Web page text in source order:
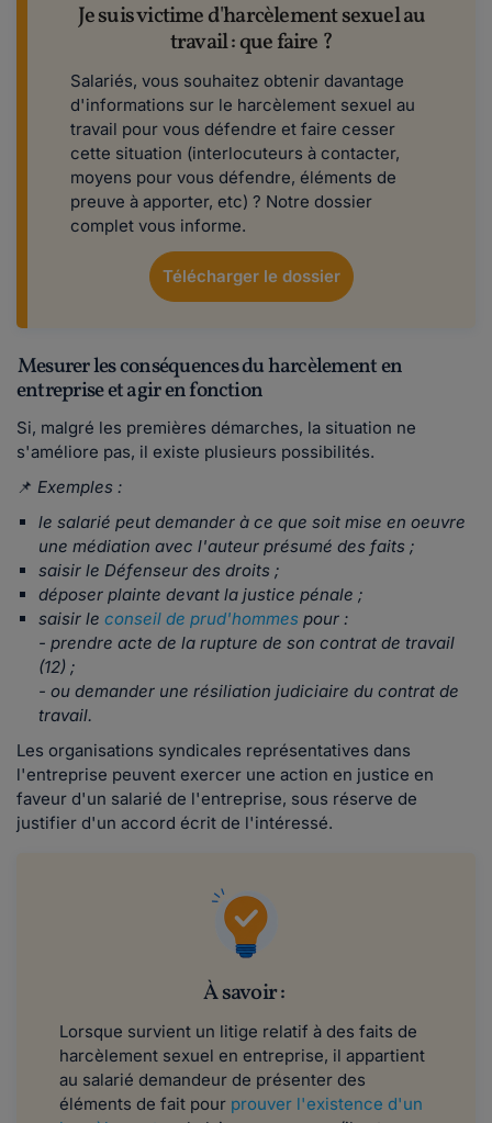
Je suis victime d'harcèlement sexuel au
travail : que faire ?
Salariés, vous souhaitez obtenir davantage
d'informations sur le harcèlement sexuel au
travail pour vous défendre et faire cesser
cette situation (interlocuteurs à contacter,
moyens pour vous défendre, éléments de
preuve à apporter, etc) ? Notre dossier
complet vous informe.
Télécharger le dossier
Mesurer les conséquences du harcèlement en
entreprise et agir en fonction
Si, malgré les premières démarches, la situation ne
s'améliore pas, il existe plusieurs possibilités.
📌 Exemples :
le salarié peut demander à ce que soit mise en oeuvre
une médiation avec l'auteur présumé des faits ;
saisir le Défenseur des droits ;
déposer plainte devant la justice pénale ;
saisir le conseil de prud'hommes pour :
- prendre acte de la rupture de son contrat de travail
(12) ;
- ou demander une résiliation judiciaire du contrat de
travail.
Les organisations syndicales représentatives dans
l'entreprise peuvent exercer une action en justice en
faveur d'un salarié de l'entreprise, sous réserve de
justifier d'un accord écrit de l'intéressé.
À savoir :
Lorsque survient un litige relatif à des faits de
harcèlement sexuel en entreprise, il appartient
au salarié demandeur de présenter des
éléments de fait pour prouver l'existence d'un